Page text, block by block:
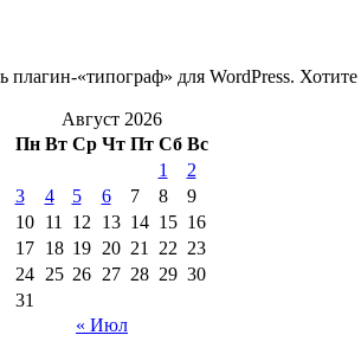
«типограф» для WordPress. Хотите
Август 2026
Пн Вт Ср Чт Пт Сб Вс
1
2
3
4 5 6 7 8
9
10
11 12 13 14 15 16
17
18 19 20 21 22 23
24
25 26 27 28 29 30
31
« Июл